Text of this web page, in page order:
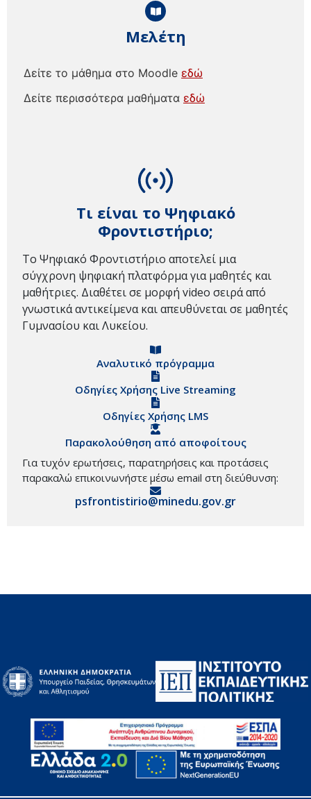
Τι είναι το Ψηφιακό
Φροντιστήριο;
Το Ψηφιακό Φροντιστήριο αποτελεί μια
σύγχρονη ψηφιακή πλατφόρμα για μαθητές και
μαθήτριες. Διαθέτει σε μορφή video σειρά από
γνωστικά αντικείμενα και απευθύνεται σε μαθητές
Γυμνασίου και Λυκείου.
Αναλυτικό πρόγραμμα
Οδηγίες Χρήσης Live Streaming
Οδηγίες Χρήσης LMS
Παρακολούθηση από αποφοίτους
Για τυχόν ερωτήσεις, παρατηρήσεις και προτάσεις
παρακαλώ επικοινωνήστε μέσω email στη διεύθυνση:
psfrontistirio@minedu.gov.gr
Μελέτη
Δείτε το μάθημα στο Moodle εδώ
Δείτε περισσότερα μαθήματα εδώ